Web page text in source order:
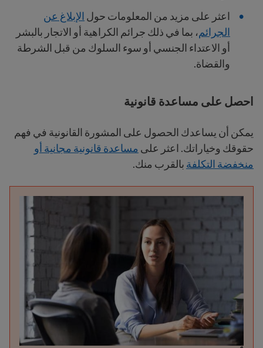
اعثر على مزيد من المعلومات حول الإبلاغ عن
الجرائم، بما في ذلك جرائم الكراهية أو الاتجار بالبشر
أو الاعتداء الجنسي أو سوء السلوك من قبل الشرطة
والقضاة.
احصل على مساعدة قانونية
يمكن أن يساعدك الحصول على المشورة القانونية في فهم
حقوقك وخياراتك. اعثر على مساعدة قانونية مجانية أو
منخفضة التكلفة بالقرب منك.